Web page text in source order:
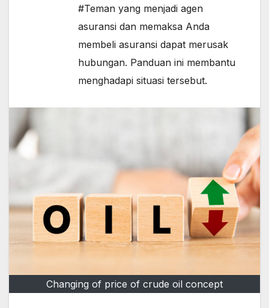
#Teman yang menjadi agen
asuransi dan memaksa Anda
membeli asuransi dapat merusak
hubungan. Panduan ini membantu
menghadapi situasi tersebut.
Changing of price of crude oil concept